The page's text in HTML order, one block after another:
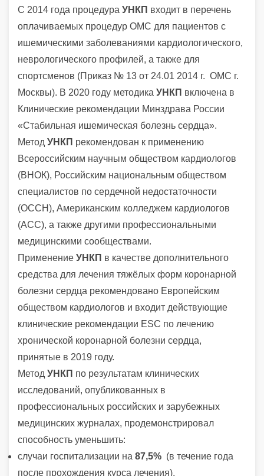
С 2014 года процедура УНКП входит в перечень
оплачиваемых процедур ОМС для пациентов с
ишемическими заболеваниями кардиологического,
неврологического профилей, а также для
спортсменов (Приказ № 13 от 24.01 2014 г. ОМС г.
Москвы). В 2020 году методика УНКП включена в
Клинические рекомендации Минздрава России
«Стабильная ишемическая болезнь сердца».
Метод УНКП рекомендован к применению
Всероссийским научным обществом кардиологов
(ВНОК), Российским национальным обществом
специалистов по сердечной недостаточности
(ОССН), Американским колледжем кардиологов
(ACC), а также другими профессиональными
медицинскими сообществами.
Применение УНКП в качестве дополнительного
средства для лечения тяжёлых форм коронарной
болезни сердца рекомендовано Европейским
обществом кардиологов и входит действующие
клинические рекомендации ESC по лечению
хронической коронарной болезни сердца,
принятые в 2019 году.
Метод УНКП по результатам клинических
исследований, опубликованных в
профессиональных российских и зарубежных
медицинских журналах, продемонстрировал
способность уменьшить:
случаи госпитализации на 87,5% (в течение года
после прохождения курса лечения),